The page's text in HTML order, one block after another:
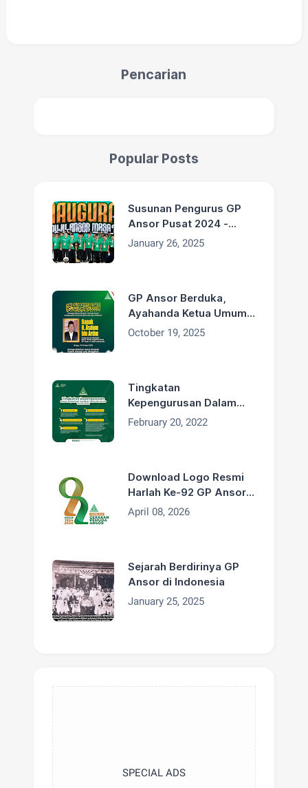
Pencarian
Popular Posts
Susunan Pengurus GP
Ansor Pusat 2024 -
2029
January 26, 2025
GP Ansor Berduka,
Ayahanda Ketua Umum
H. Addin Jauharudin,
October 19, 2025
Tingkatan
Kepengurusan Dalam
Organisasi GP Ansor
February 20, 2022
Download Logo Resmi
Harlah Ke-92 GP Ansor
Tahun 2026
April 08, 2026
Sejarah Berdirinya GP
Ansor di Indonesia
January 25, 2025
SPECIAL ADS